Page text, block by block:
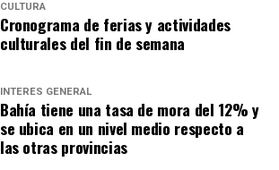
CULTURA
Cronograma de ferias y actividades
culturales del fin de semana
INTERÉS GENERAL
Bahía tiene una tasa de mora del 12% y
se ubica en un nivel medio respecto a
las otras provincias